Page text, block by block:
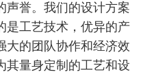
声誉。我们的设计方案
是工艺技术，优异的产
大的团队协作和经济效
其量身定制的工艺和设